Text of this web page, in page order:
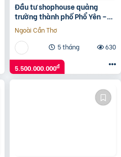
Đầu tư shophouse quảng
trường thành phố Phổ Yên –
tài sản truyền đời khẳng định
đẳng cấp
Ngoài Cần Thơ
5 tháng
630
5.500.000.000đ